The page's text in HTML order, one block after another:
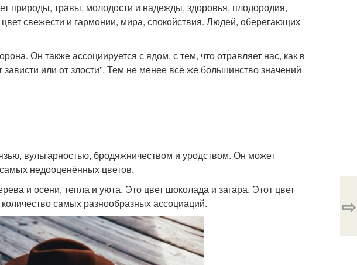
природы, травы, молодости и надежды, здоровья, плодородия,
свежести и гармонии, мира, спокойствия. Людей, оберегающих
Он также ассоциируется с ядом, с тем, что отравляет нас, как в
или от злости”. Тем не менее всё же большинство значений
вульгарностью, бродяжничеством и уродством. Он может
недооценённых цветов.
и осени, тепла и уюта. Это цвет шоколада и загара. Этот цвет
самых разнообразных ассоциаций.
⇨